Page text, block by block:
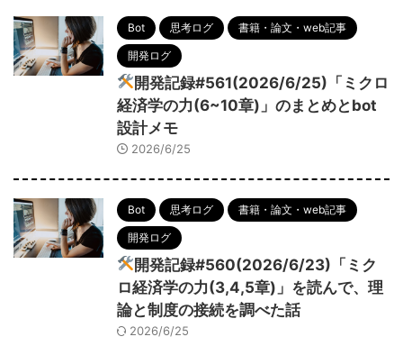
Bot 思考ログ 書籍・論文・web記事
開発ログ
開発記録#561(2026/6/25)「ミクロ
経済学の力(6~10章)」のまとめとbot
設計メモ
2026/6/25
Bot 思考ログ 書籍・論文・web記事
開発ログ
開発記録#560(2026/6/23)「ミク
ロ経済学の力(3,4,5章)」を読んで、理
論と制度の接続を調べた話
2026/6/25